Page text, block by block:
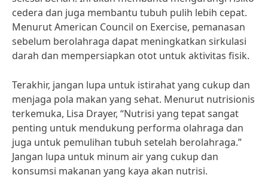
cedera dan juga membantu tubuh pulih lebih cepat.
Menurut American Council on Exercise, pemanasan
sebelum berolahraga dapat meningkatkan sirkulasi
darah dan mempersiapkan otot untuk aktivitas fisik.
Terakhir, jangan lupa untuk istirahat yang cukup dan
menjaga pola makan yang sehat. Menurut nutrisionis
terkemuka, Lisa Drayer, “Nutrisi yang tepat sangat
penting untuk mendukung performa olahraga dan
juga untuk pemulihan tubuh setelah berolahraga.”
Jangan lupa untuk minum air yang cukup dan
konsumsi makanan yang kaya akan nutrisi.